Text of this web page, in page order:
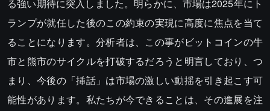
る強い期待に突入しました。明らかに、市場は2025年にト
ランプが就任した後のこの約束の実現に高度に焦点を当て
ることになります。分析者は、この事がビットコインの牛
市と熊市のサイクルを打破するだろうと明言しており、つ
まり、今後の「挿話」は市場の激しい動揺を引き起こす可
能性があります。私たちが今できることは、その進展を注